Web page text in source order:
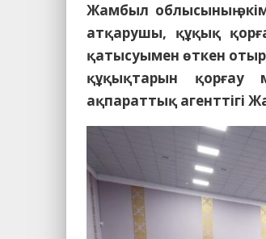
Жамбыл облысының
атқарушы, құқық
қатысуымен өткен
құқықтарын қорғау
ақпараттық агенттігі